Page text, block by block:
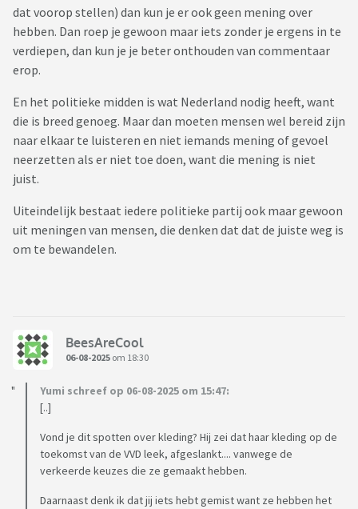
dat voorop stellen) dan kun je er ook geen mening over
hebben. Dan roep je gewoon maar iets zonder je ergens in te
verdiepen, dan kun je je beter onthouden van commentaar
erop.
En het politieke midden is wat Nederland nodig heeft, want
die is breed genoeg. Maar dan moeten mensen wel bereid zijn
naar elkaar te luisteren en niet iemands mening of gevoel
neerzetten als er niet toe doen, want die mening is niet
juist.
Uiteindelijk bestaat iedere politieke partij ook maar gewoon
uit meningen van mensen, die denken dat dat de juiste weg is
om te bewandelen.
BeesAreCool
06-08-2025 om 18:30
Yumi schreef op 06-08-2025 om 15:47:
[..]
Vond je dit spotten over kleding? Hij zei dat haar kleding op de
toekomst van de VVD leek, afgeslankt.... vanwege de
verkeerde keuzes die ze gemaakt hebben.
Daarnaast denk ik dat jij iets hebt gemist want ze hebben het